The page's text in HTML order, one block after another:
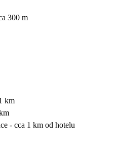
300 m
km
- cca 1 km od hotelu